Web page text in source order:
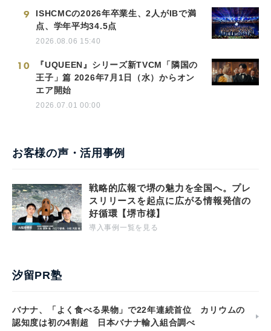
9
ISHCMCの2026年卒業生、2人がIBで満
点、学年平均34.5点
2026.08.06 15:40
10
『UQUEEN』シリーズ新TVCM「隣国の
王子」篇 2026年7月1日（水）からオン
エア開始
2026.07.01 00:00
お客様の声・活用事例
戦略的広報で堺の魅力を全国へ。プレ
スリリースを起点に広がる情報発信の
好循環【堺市様】
導入事例一覧を見る
汐留PR塾
バナナ、「よく食べる果物」で22年連続首位 カリウムの
認知度は初の4割超 日本バナナ輸入組合調べ